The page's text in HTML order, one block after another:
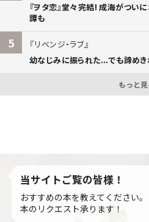
『ヲタ恋』堂々完結! 成海がつい
譚も
5
リベンジ・ラブ
幼なじみに振られた...でも諦めき
もっと
当サイトご覧の皆様！
おすすめの本を教えてください。
本のリクエスト承ります！